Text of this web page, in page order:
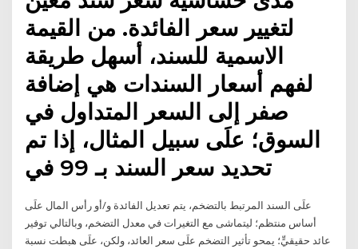
لتغيير سعر الفائدة. من القيمة
الاسمية للسند، أسهل طريقة
لفهم أسعار السندات هي إضافة
صفر إلى السعر المتداول في
السوق؛ علَى سبيل المثال، إذا تم
تحديد سعر السند بـ 99 في
علَى السند المرتبط بالتضخم، يتم تعديل الفائدة و/أو رأس المال علَى
أساس منتظم؛ ليتماشى مع التغيرات في معدل التضخم، وبالتالي توفير
عائد حقيقيٍّ؛ يمحو تأثير التضخم علَى سعر العائد، ولكن، علَى هبطت نسبة